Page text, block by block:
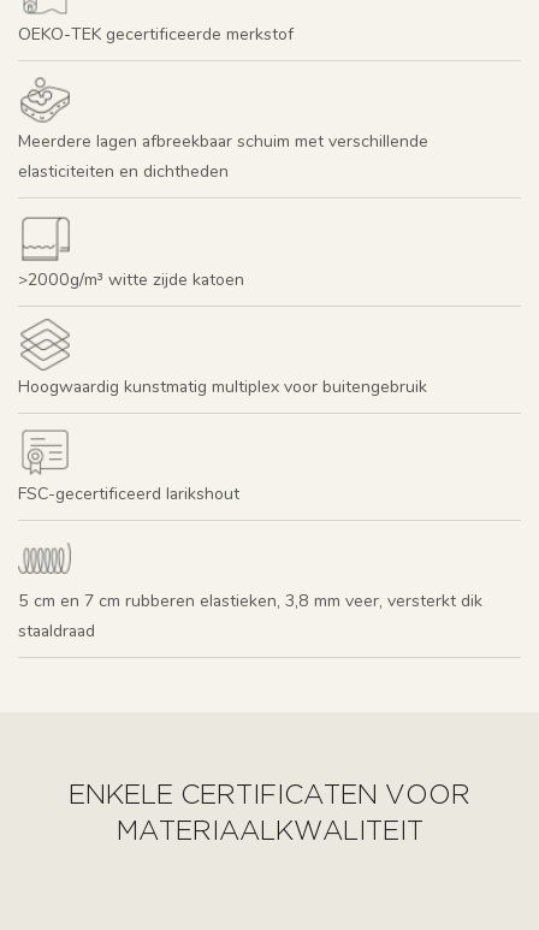
OEKO-TEK gecertificeerde merkstof
Meerdere lagen afbreekbaar schuim met verschillende
elasticiteiten en dichtheden
>2000g/m³ witte zijde katoen
Hoogwaardig kunstmatig multiplex voor buitengebruik
FSC-gecertificeerd larikshout
5 cm en 7 cm rubberen elastieken, 3,8 mm veer, versterkt dik
staaldraad
ENKELE CERTIFICATEN VOOR
MATERIAALKWALITEIT